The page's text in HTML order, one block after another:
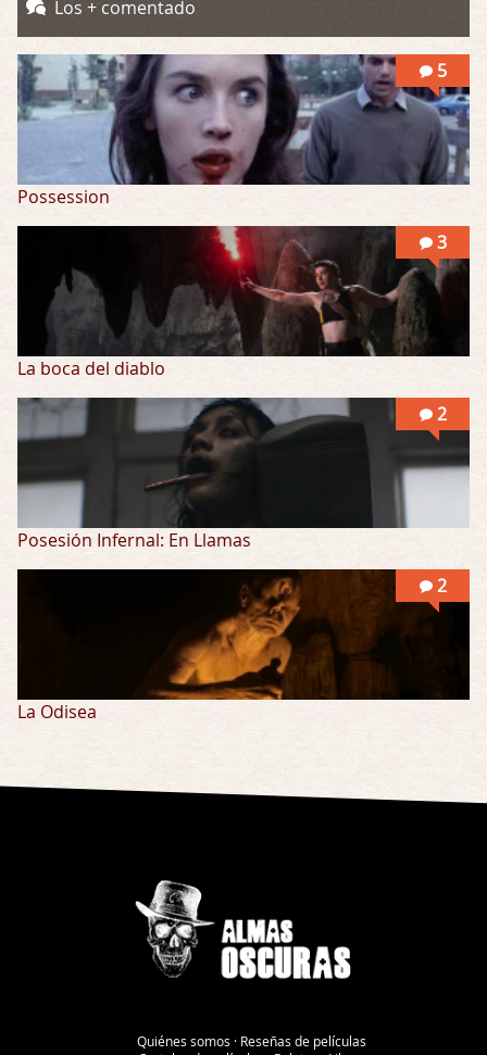
Posesión Infernal: En Llamas
Por: Skalope
Totalmente de acuerdo Ignacio. La he disfr …
Los + comentado
5
Possession
3
La boca del diablo
2
Posesión Infernal: En Llamas
2
La Odisea
Quiénes somos · Reseñas de películas